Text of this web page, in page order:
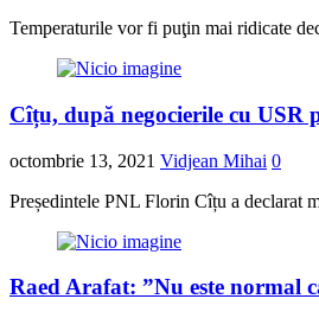
Temperaturile vor fi puţin mai ridicate
Cîțu, după negocierile cu USR
octombrie 13, 2021 Vidjean Mihai 0
Președintele PNL Florin Cîțu a declarat
Raed Arafat: ”Nu este normal